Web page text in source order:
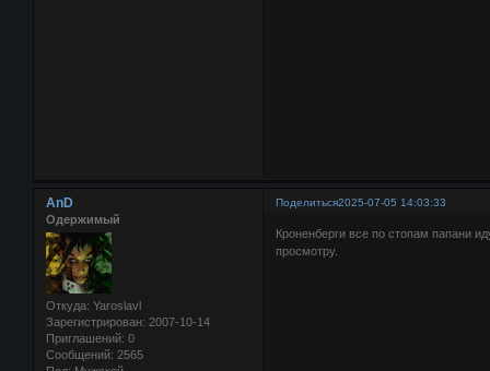
Поделиться2025-07-05 14:03:33
AnD
Одержимый
Откуда: Yaroslavl
Зарегистрирован: 2007-10-14
Приглашений: 0
Сообщений: 2565
Кроненберги все по стопам папани
просмотру.